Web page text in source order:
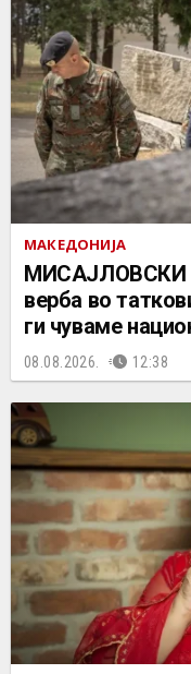
МАКЕДОНИЈА
МИСАЈЛОВСКИ
верба во
ги чуваме
08.08.2026. 12:38